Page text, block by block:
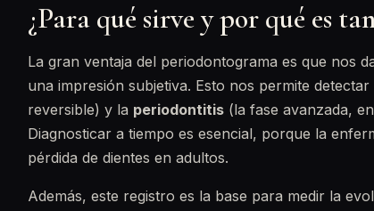
¿Para qué sirve y por qué es
La gran ventaja del periodontograma es que nos
una impresión subjetiva. Esto nos permite
reversible) y la periodontitis (la fase avanzada,
Diagnosticar a tiempo es esencial, porque la
pérdida de dientes en adultos.
Además, este registro es la base para medir la